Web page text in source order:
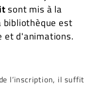
sont mis à la
bibliothèque est
et d'animations.
l’inscription, il suffit